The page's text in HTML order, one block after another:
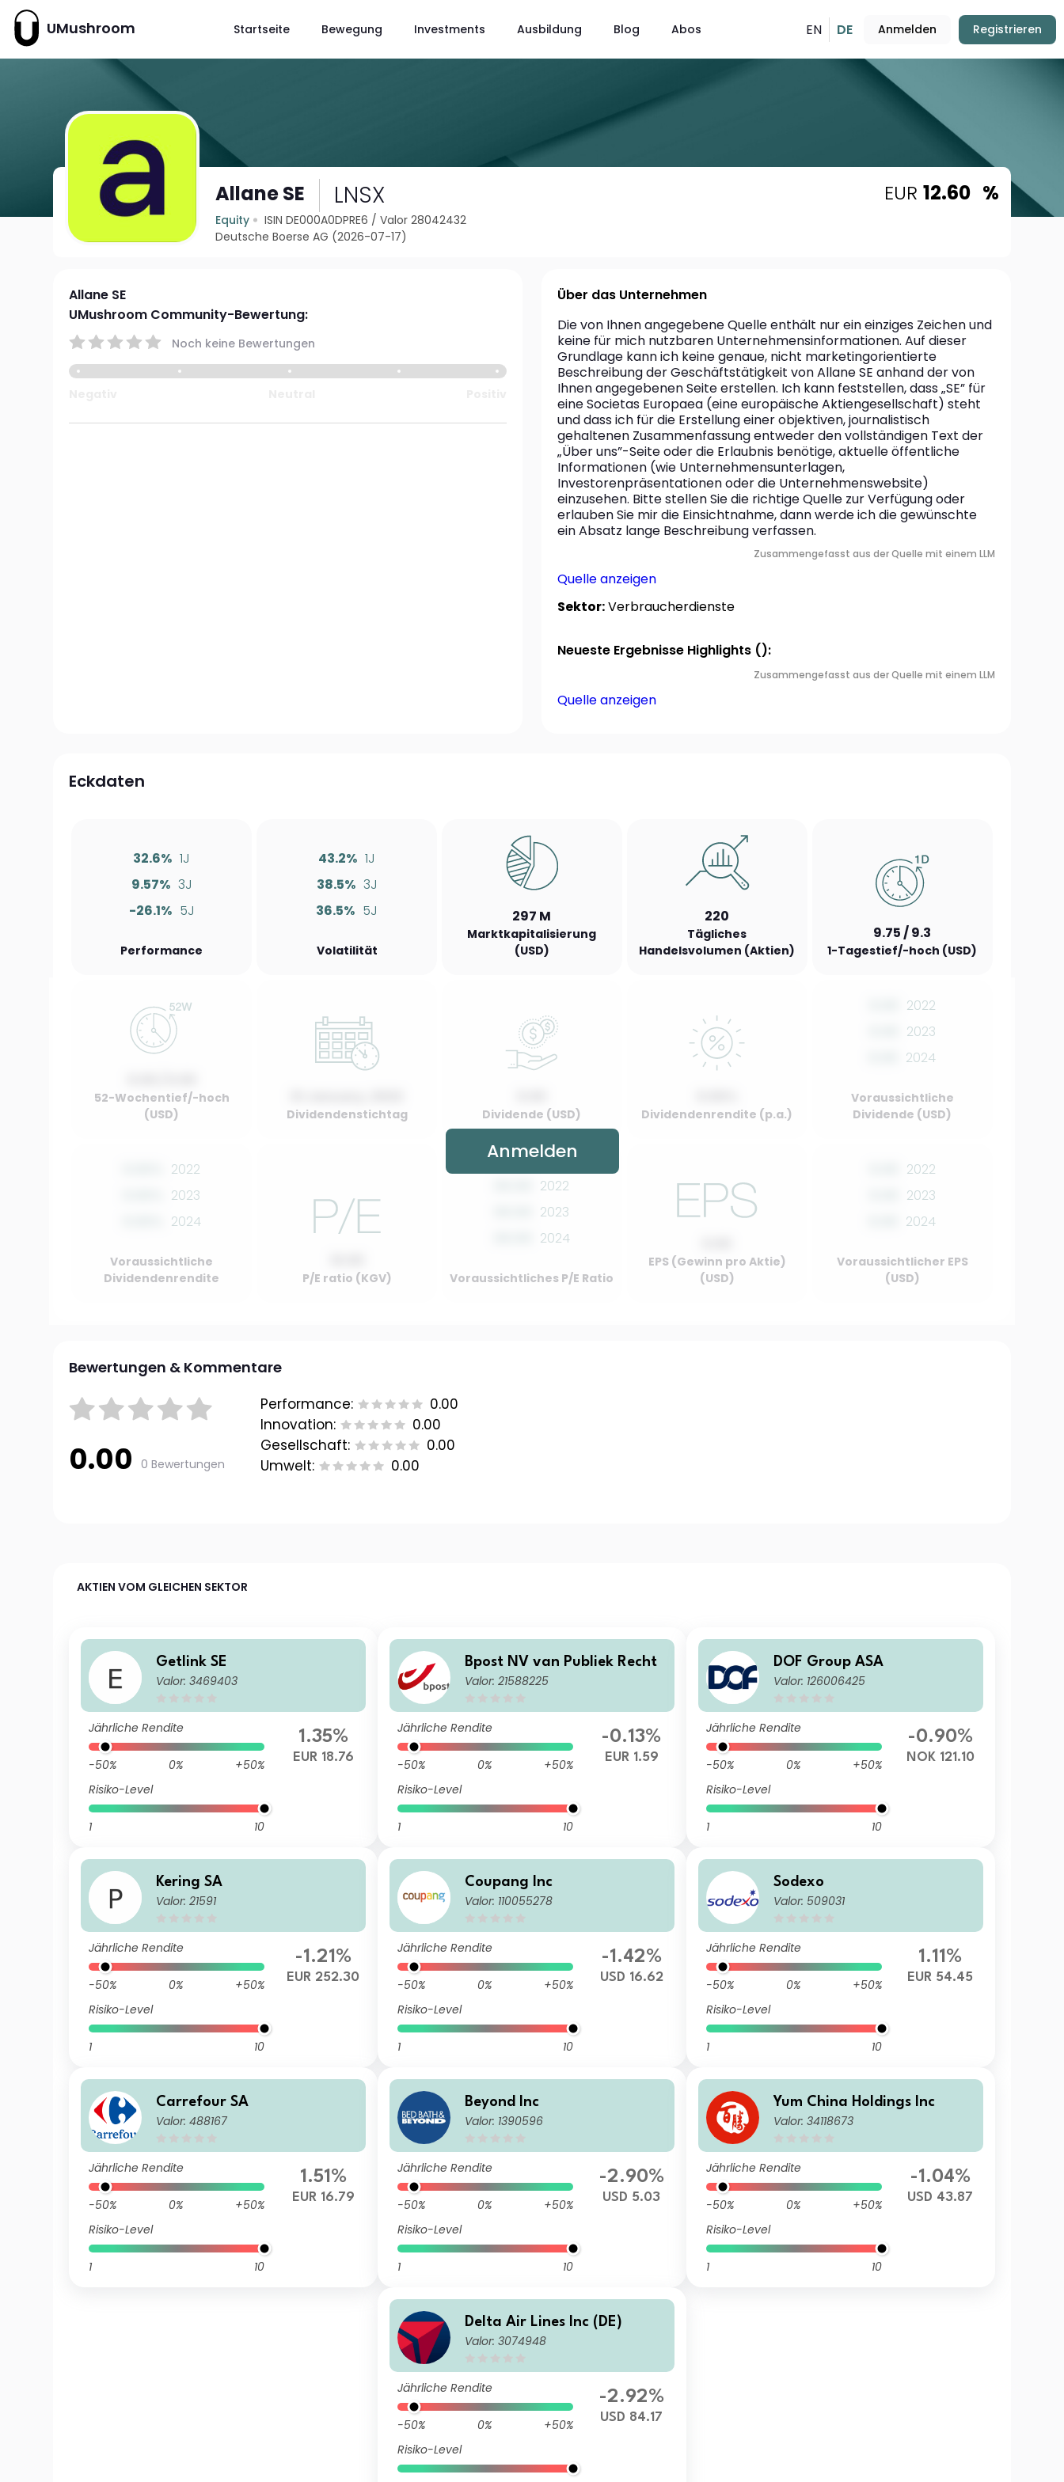
UMushroom Startseite Bewegung Investments Ausbildung Blog Abos EN DE Anmelden Registrieren
Allane SE LNSX
Equity ISIN DE000A0DPRE6 /Valor 28042432
Deutsche Boerse AG (2026-07-17)
EUR 12.60 %
Allane SE
UMushroom Community-Bewertung:
Noch keine Bewertungen
Über das Unternehmen
Die von Ihnen angegebene Quelle enthält nur ein einziges Zeichen und
keine für mich nutzbaren Unternehmensinformationen. Auf dieser
Grundlage kann ich keine genaue, nicht marketingorientierte
Beschreibung der Geschäftstätigkeit von Allane SE anhand der von
Ihnen angegebenen Seite erstellen. Ich kann feststellen, dass „SE” für
eine Societas Europaea (eine europäische Aktiengesellschaft) steht
und dass ich für die Erstellung einer objektiven, journalistisch
gehaltenen Zusammenfassung entweder den vollständigen Text der
„Über uns”-Seite oder die Erlaubnis benötige, aktuelle öffentliche
Informationen (wie Unternehmensunterlagen,
Investorenpräsentationen oder die Unternehmenswebsite)
einzusehen. Bitte stellen Sie die richtige Quelle zur Verfügung oder
erlauben Sie mir die Einsichtnahme, dann werde ich die gewünschte
ein Absatz lange Beschreibung verfassen.
Zusammengefasst aus der Quelle mit einem LLM
Quelle anzeigen
Sektor:Verbraucherdienste
Neueste Ergebnisse Highlights ():
Zusammengefasst aus der Quelle mit einem LLM
Quelle anzeigen
Eckdaten
32.6% 1J
9.57% 3J
-26.1% 5J
Performance
43.2% 1J
38.5% 3J
36.5% 5J
Volatilität
297 M
Marktkapitalisierung
(USD)
220
Tägliches
Handelsvolumen (Aktien)
9.75 / 9.3
1-Tagestief/-hoch (USD)
52-Wochentief/-hoch
(USD)
Dividendenstichtag Dividende (USD) Dividendenrendite (p.a.)
2022
2023
2024
Voraussichtliche
Dividende (USD)
2022
2023
2024
Voraussichtliche
Dividendenrendite
P/E ratio (KGV)
2022
2023
2024
Voraussichtliches P/E Ratio
EPS (Gewinn pro Aktie)
(USD)
2022
2023
2024
Voraussichtlicher EPS
(USD)
Anmelden
Bewertungen & Kommentare
0.00 0 Bewertungen
Performance:
0.00
Innovation:
0.00
Gesellschaft:
0.00
Umwelt:
0.00
AKTIEN VOM GLEICHEN SEKTOR
Getlink SE
Valor: 3469403
Jährliche Rendite
-50% 0%
+50%
Risiko-Level
1 10
1.35%
EUR 18.76
Bpost NV van Publiek Recht
Valor: 21588225
Jährliche Rendite
-50% 0%
+50%
Risiko-Level
1 10
-0.13%
EUR 1.59
DOF Group ASA
Valor: 126006425
Jährliche Rendite
-50% 0%
+50%
Risiko-Level
1 10
-0.90%
NOK 121.10
Kering SA
Valor: 21591
Jährliche Rendite
-50% 0%
+50%
Risiko-Level
1 10
-1.21%
EUR 252.30
Coupang Inc
Valor: 110055278
Jährliche Rendite
-50% 0%
+50%
Risiko-Level
1 10
-1.42%
USD 16.62
Sodexo
Valor: 509031
Jährliche Rendite
-50% 0%
+50%
Risiko-Level
1 10
1.11%
EUR 54.45
Carrefour SA
Valor: 488167
Jährliche Rendite
-50% 0%
+50%
Risiko-Level
1 10
1.51%
EUR 16.79
Beyond Inc
Valor: 1390596
Jährliche Rendite
-50% 0%
+50%
Risiko-Level
1 10
-2.90%
USD 5.03
Yum China Holdings Inc
Valor: 34118673
Jährliche Rendite
-50% 0%
+50%
Risiko-Level
1 10
-1.04%
USD 43.87
Delta Air Lines Inc (DE)
Valor: 3074948
Jährliche Rendite
-50% 0%
+50%
Risiko-Level
-2.92%
USD 84.17